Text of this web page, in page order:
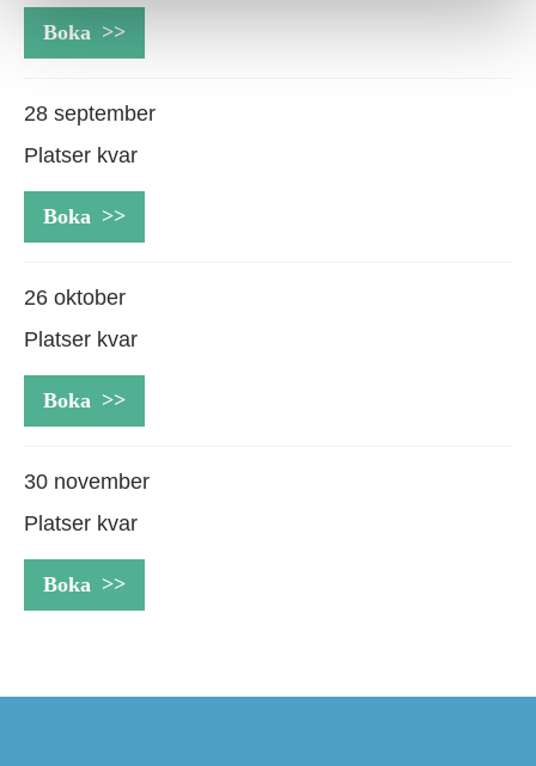
Boka
28 september
Platser kvar
Boka
26 oktober
Platser kvar
Boka
30 november
Platser kvar
Boka